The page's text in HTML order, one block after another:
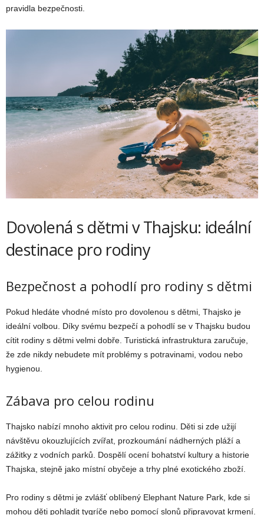
pravidla bezpečnosti.
Dovolená s dětmi v Thajsku: ideální
destinace pro rodiny
Bezpečnost a pohodlí pro rodiny s dětmi
Pokud hledáte vhodné místo pro dovolenou s dětmi, Thajsko je
ideální volbou. Díky svému bezpečí a pohodlí se v Thajsku budou
cítit rodiny s dětmi velmi dobře. Turistická infrastruktura zaručuje,
že zde nikdy nebudete mít problémy s potravinami, vodou nebo
hygienou.
Zábava pro celou rodinu
Thajsko nabízí mnoho aktivit pro celou rodinu. Děti si zde užijí
návštěvu okouzlujících zvířat, prozkoumání nádherných pláží a
zážitky z vodních parků. Dospělí ocení bohatství kultury a historie
Thajska, stejně jako místní obyčeje a trhy plné exotického zboží.
Pro rodiny s dětmi je zvlášť oblíbený Elephant Nature Park, kde si
mohou děti pohladit tygríče nebo pomocí slonů připravovat krmení.